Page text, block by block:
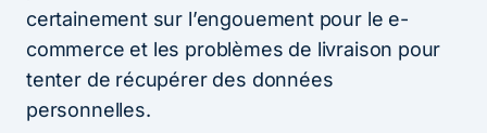
certainement sur l’engouement pour le e-
commerce et les problèmes de livraison pour
tenter de récupérer des données
personnelles.